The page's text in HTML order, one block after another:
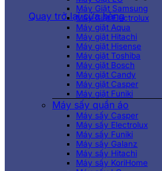
Quay trở lại cửa hàng
Máy Giặt Samsung
Máy Giặt Electrolux
Máy giặt Aqua
Máy giặt Hitachi
Máy giặt Hisense
Máy giặt Toshiba
Máy giặt Bosch
Máy giặt Candy
Máy giặt Casper
Máy giặt Funiki
Máy sấy quần áo
Máy sấy Casper
Máy sấy Electrolux
Máy sấy Funiki
Máy sấy Galanz
Máy sấy Hitachi
Máy sấy KoriHome